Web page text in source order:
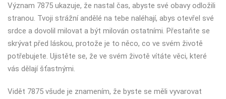
Význam 7875 ukazuje, že nastal čas, abyste své obavy odložili
stranou. Tvoji strážní andělé na tebe naléhají, abys otevřel své
srdce a dovolil milovat a být milován ostatními. Přestaňte se
skrývat před láskou, protože je to něco, co ve svém životě
potřebujete. Ujistěte se, že ve svém životě vítáte věci, které
vás dělají šťastnými.
Vidět 7875 všude je znamením, že byste se měli vyvarovat